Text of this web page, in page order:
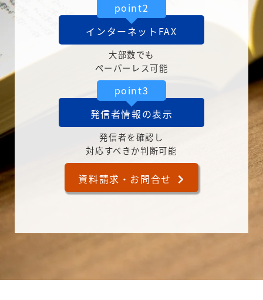
point2
インターネットFAX
大部数でも
ペーパーレス可能
point3
発信者情報の表示
発信者を確認し
対応すべきか判断可能
資料請求・お問合せ